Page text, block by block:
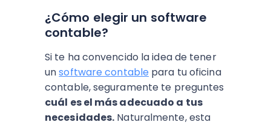
¿Cómo elegir un software
contable?
Si te ha convencido la idea de tener
unsoftware contable para tu oficina
contable, seguramente te preguntes
cuál es el más adecuado a tus
necesidades. Naturalmente, esta